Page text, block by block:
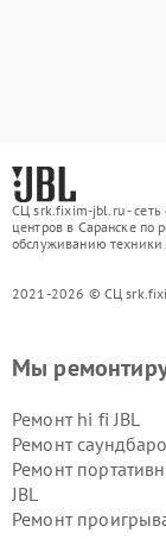
СЦ srk.fixim-jbl.ru - сеть
центров в Саранске по
обслуживанию техники
2021-2026 © СЦ
Мы
Ремонт hi fi JBL
Ремонт
Ремонт
JBL
Ремонт